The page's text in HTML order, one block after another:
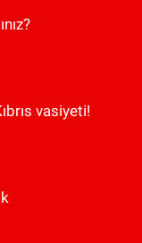
vasiyeti!